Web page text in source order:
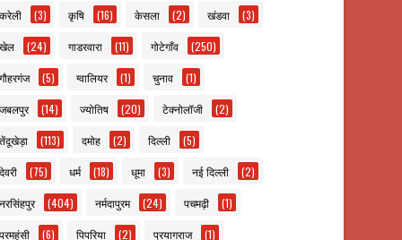
(3) कृषि (16) केसला (2) खंडवा (3)
(24) गाडरवारा (11) गोटेगाँव (250)
(5) ग्वालियर (1) चुनाव (1)
(14) ज्योतिष (20) टेक्नोलॉजी (2)
(113) दमोह (2) दिल्ली (5)
(75) धर्म (18) धूमा (3) नई दिल्ली (2)
(404) नर्मदापुरम (24) पचमढ़ी (1)
(6) पिपरिया (2) प्रयागराज (1)